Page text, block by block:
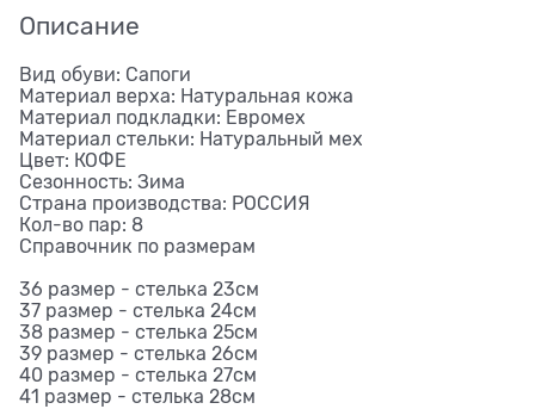
Описание
Вид обуви: Сапоги
Материал верха: Натуральная кожа
Материал подкладки: Евромех
Материал стельки: Натуральный мех
Цвет: КОФЕ
Сезонность: Зима
Страна производства: РОССИЯ
Кол-во пар: 8
Справочник по размерам
36 размер - стелька 23см
37 размер - стелька 24см
38 размер - стелька 25см
39 размер - стелька 26см
40 размер - стелька 27см
41 размер - стелька 28см